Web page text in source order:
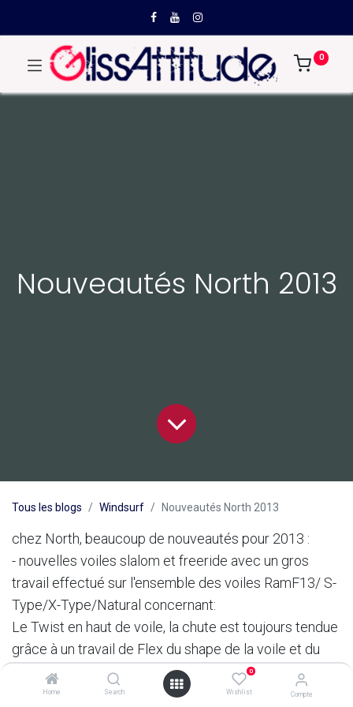
Home Search
0
Wishlist Compte
0
Nouveautés North 2013
Tous les blogs Windsurf Nouveautés North 2013
chez North, beaucoup de nouveautés pour 2013 :
- nouvelles voiles slalom et freeride avec un gros
travail effectué sur l'ensemble des voiles RamF13/ S-
Type/X-Type/Natural concernant:
Le Twist en haut de voile, la chute est toujours tendue
grâce à un travail de Flex du shape de la voile et du
mat = + nerveuse + confort + efficace à toute les
allures.